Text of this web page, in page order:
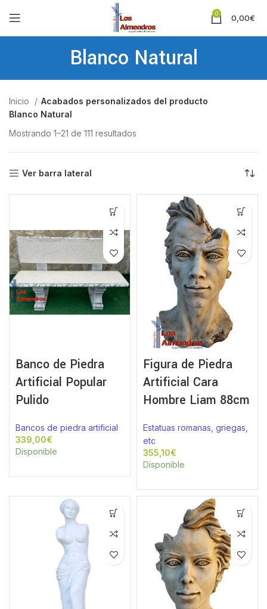
0 0,00€
Blanco Natural
Inicio
Acabados personalizados del producto
Blanco Natural
Mostrando 1–21 de 111 resultados
Ver barra lateral
Banco de Piedra
Artificial Popular
Pulido
Bancos de piedra artificial
€
Disponible
Figura de Piedra
Artificial Cara
Hombre Liam 88cm
Estatuas romanas, griegas,
etc
€
Disponible